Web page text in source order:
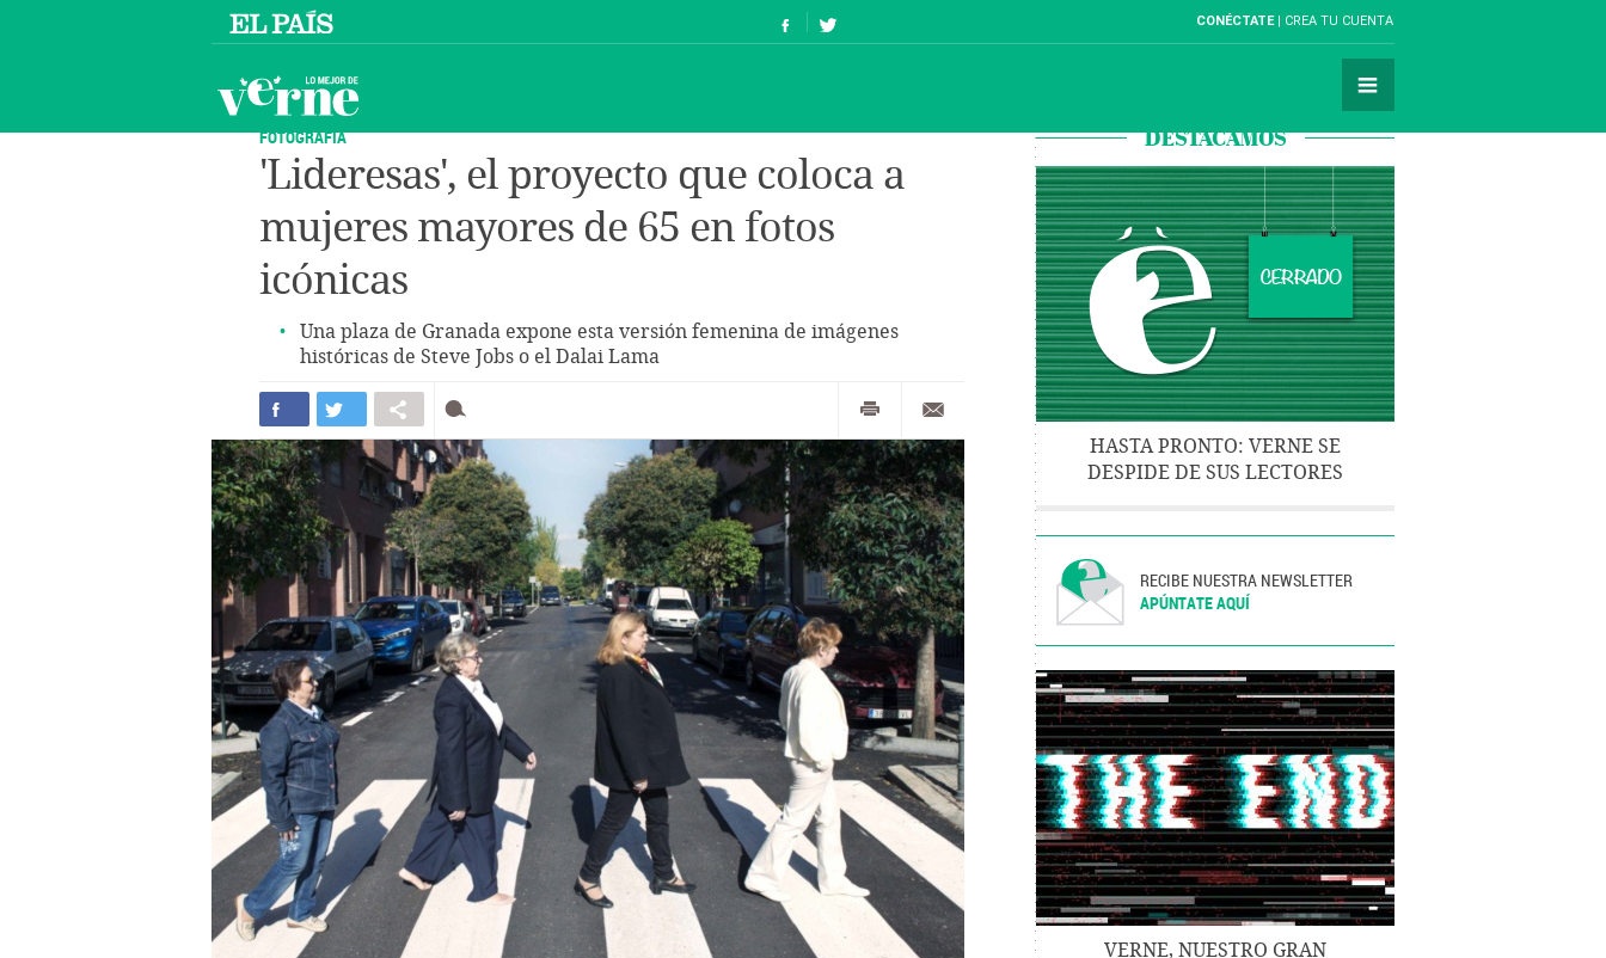
CONÉCTATE CREA TU CUENTA
FOTOGRAFÍA
'Lideresas', el proyecto que coloca a
mujeres mayores de 65 en fotos
icónicas
Una plaza de Granada expone esta versión femenina de imágenes
históricas de Steve Jobs o el Dalai Lama
DESTACAMOS
HASTA PRONTO: VERNE SE
DESPIDE DE SUS LECTORES
RECIBE NUESTRA NEWSLETTER
APÚNTATE AQUÍ
VERNE, NUESTRO GRAN